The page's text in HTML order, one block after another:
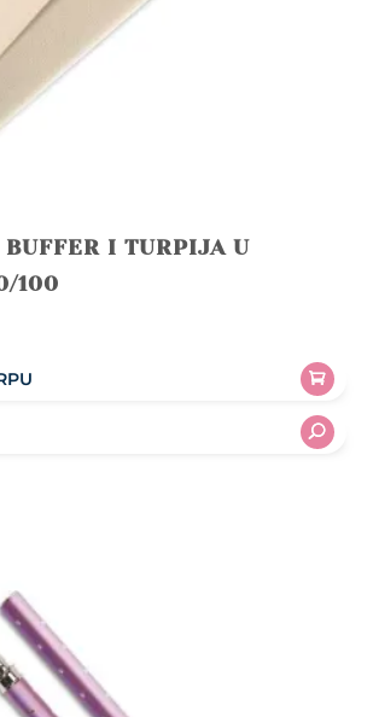
BUFFER I TURPIJA U
100